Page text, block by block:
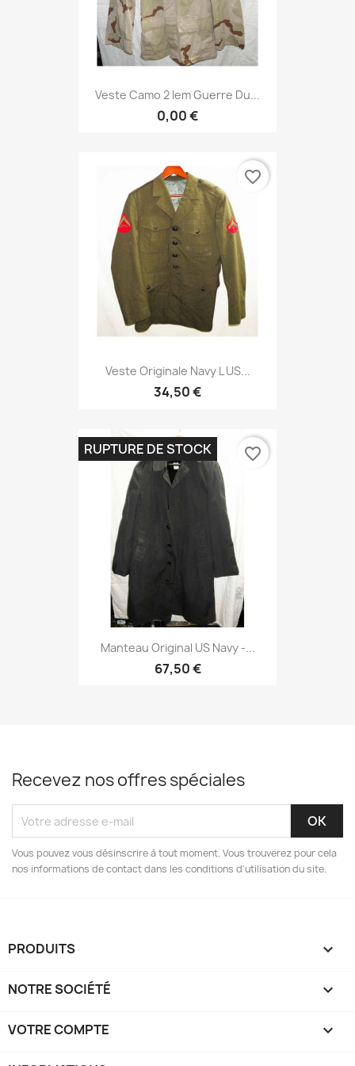
Veste Camo 2 Iem Guerre Du...
0,00 €
Veste Originale Navy L US...
34,50 €
favorite_border
Manteau Original US Navy -...
67,50 €
RUPTURE DE STOCK favorite_border
Recevez nos offres spéciales
Vous pouvez vous désinscrire à tout moment. Vous trouverez pour cela
nos informations de contact dans les conditions d'utilisation du site.
PRODUITS 
NOTRE SOCIÉTÉ 
VOTRE COMPTE 